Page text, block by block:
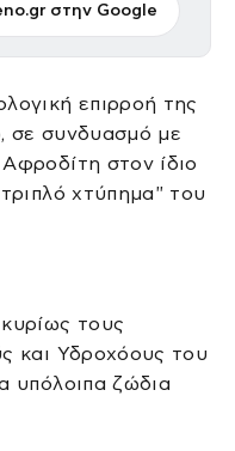
στην Google
επιρροή της
σε συνδυασμό με
στον ίδιο
χτύπημα" του
τους
και Υδροχόους του
υπόλοιπα ζώδια